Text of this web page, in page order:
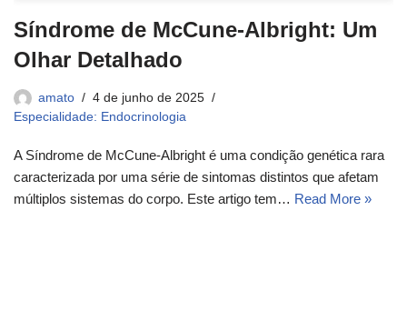
Síndrome de McCune-Albright: Um
Olhar Detalhado
amato
4 de junho de 2025
Especialidade: Endocrinologia
A Síndrome de McCune-Albright é uma condição genética rara
caracterizada por uma série de sintomas distintos que afetam
múltiplos sistemas do corpo. Este artigo tem… Read More »